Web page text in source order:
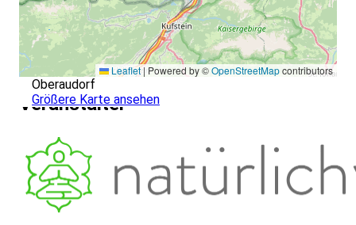
Leaflet|Powered by ©OpenStreetMapcontributors
Oberaudorf
Größere Karte ansehen
Veranstalter